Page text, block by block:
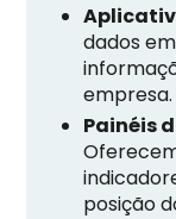
dados
empresa.
Painéis
posição